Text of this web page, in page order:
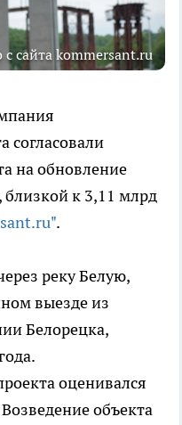
сайта kommersant.ru
согласовали
на обновление
близкой к 3,11 млрд
.
реку Белую,
выезде из
Белорецка,
оценивался
объекта